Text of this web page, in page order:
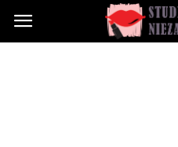
Studioniezapominajka.pl